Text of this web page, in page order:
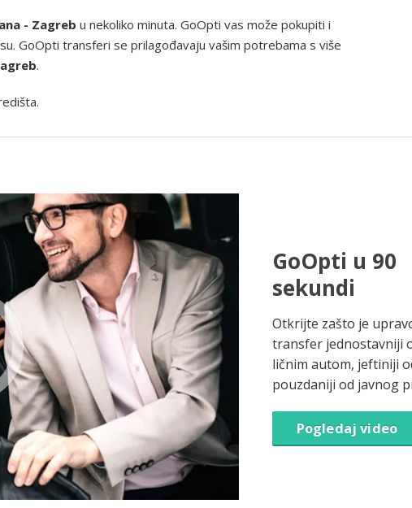
- Zagreb u nekoliko minuta. GoOpti vas može pokupiti i
GoOpti transferi se prilagođavaju vašim potrebama s više
.
GoOpti u 90
sekundi
Otkrijte zašto je
transfer jednostavniji
ličnim autom, jeftiniji
pouzdaniji od javnog
Pogledaj video